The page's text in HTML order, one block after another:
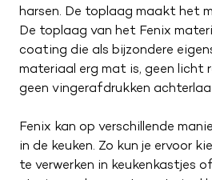
harsen. De toplaag maakt het
De toplaag van het Fenix
coating die als bijzondere
materiaal erg mat is, geen licht
geen vingerafdrukken
Fenix kan op verschillende
in de keuken. Zo kun je ervoor
te verwerken in keukenkastjes